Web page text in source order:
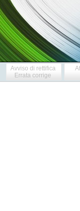
Avviso di rettifica
Errata corrige